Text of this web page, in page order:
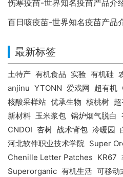
伤寒疫苗-世界知名疫苗产品介
百日咳疫苗-世界知名疫苗产品
最新标签
土特产 有机食品 实验 有机硅
anjinu YTONN 爱戏网 超有机
核酸采样站 优承生物 核桃树
新材料 玉米浆包 锅炉烟气脱白
CNDOI 杏树 战术背包 冷暖园
河北软件职业技术学院 Super
Chenille Letter Patches KR67
Superorganic 有机生活 可移动